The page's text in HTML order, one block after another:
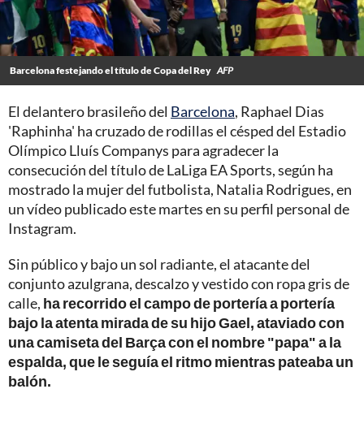
Barcelona festejando el título de Copa del Rey AFP
El delantero brasileño del Barcelona, Raphael Dias
'Raphinha' ha cruzado de rodillas el césped del Estadio
Olímpico Lluís Companys para agradecer la
consecución del título de LaLiga EA Sports, según ha
mostrado la mujer del futbolista, Natalia Rodrigues, en
un vídeo publicado este martes en su perfil personal de
Instagram.
Sin público y bajo un sol radiante, el atacante del
conjunto azulgrana, descalzo y vestido con ropa gris de
calle, ha recorrido el campo de portería a portería
bajo la atenta mirada de su hijo Gael, ataviado con
una camiseta del Barça con el nombre "papa" a la
espalda, que le seguía el ritmo mientras pateaba un
balón.